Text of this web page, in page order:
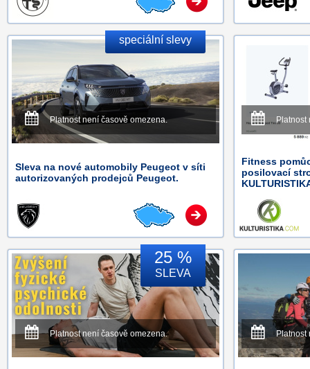
speciální slevy
Platnost není časově omezena.
Sleva na nové automobily Peugeot v síti
autorizovaných prodejců Peugeot.
Platnost
Fitness
posilovací
25 %
SLEVA
Platnost není časově omezena. Platnost